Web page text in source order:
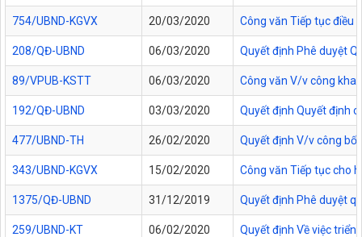
754/UBND-KGVX 20/03/2020 Công văn Tiếp tục điều
208/QĐ-UBND 06/03/2020 Quyết định Phê duyệt
89/VPUB-KSTT 06/03/2020 Công văn V/v công
192/QĐ-UBND 03/03/2020 Quyết định Quyết định
477/UBND-TH 26/02/2020 Quyết định V/v công bố
343/UBND-KGVX 15/02/2020 Công văn Tiếp tục cho
1375/QĐ-UBND 31/12/2019 Quyết định Phê duyệt
259/UBND-KT 06/02/2020 Quyết định Về việc